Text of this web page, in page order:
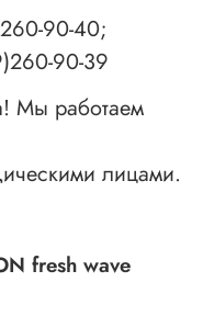
90-40;
90-39
Мы работаем
лицами.
fresh wave